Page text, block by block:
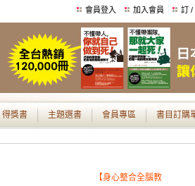
會員登入 加入會員 訂 /
得獎書 主題選書 會員專區 書目訂購
【身心整合全腦教